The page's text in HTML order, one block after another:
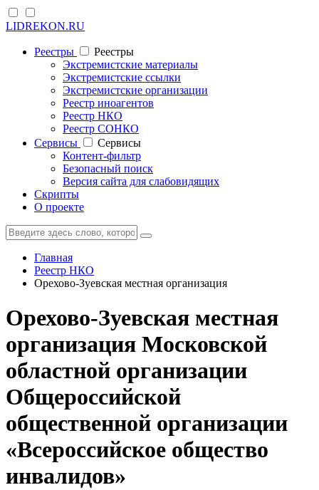
LIDREKON.RU
Реестры
Реестры
Экстремистские материалы
Экстремистские ссылки
Экстремистские организации
Реестр иноагентов
Реестр НКО
Реестр СОНКО
Cервисы
Cервисы
Контент-фильтр
Безопасный поиск
Версия сайта для слабовидящих
Скрипты
О проекте
Главная
Реестр НКО
Орехово-Зуевская местная организация
Орехово-Зуевская местная
организация Московской
областной организации
Общероссийской
общественной организации
«Всероссийское общество
инвалидов»